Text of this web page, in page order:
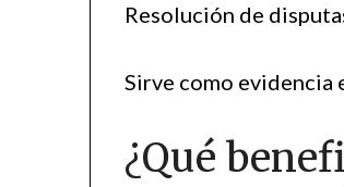
Resolución de
Sirve como evidencia
¿Qué